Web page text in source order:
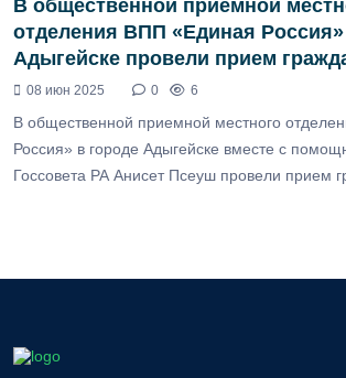
В общественной приемной
отделения ВПП «Единая Россия»
Адыгейске провели прием
08 июн 2025 0 6
В общественной приемной местного
Россия» в городе Адыгейске вместе с
Госсовета РА Анисет Псеуш провели прием